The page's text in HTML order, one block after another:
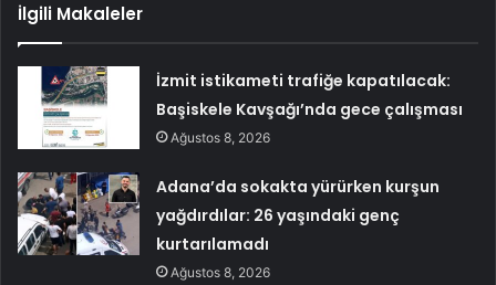
İlgili Makaleler
İzmit istikameti trafiğe kapatılacak:
Başiskele Kavşağı’nda gece çalışması
Ağustos 8, 2026
Adana’da sokakta yürürken kurşun
yağdırdılar: 26 yaşındaki genç
kurtarılamadı
Ağustos 8, 2026